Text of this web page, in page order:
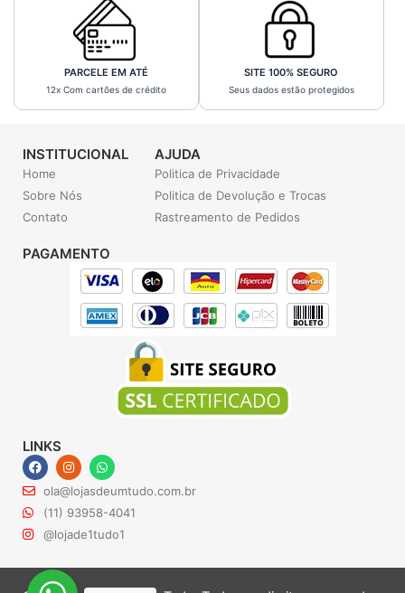
PARCELE EM ATÉ
12x Com cartões de crédito
SITE 100% SEGURO
Seus dados estão protegidos
INSTITUCIONAL
Home
Sobre Nós
Contato
AJUDA
Politica de Privacidade
Politica de Devolução e Trocas
Rastreamento de Pedidos
PAGAMENTO
LINKS
F
a
c
e
o
I
n
s
t
a
r
W
h
a
t
s
p
ola@lojasdeumtudo.com.br
(11) 93958-4041
@lojade1tudo1